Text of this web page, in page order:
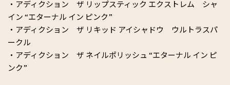
・アディクション ザ リップスティック エクストレム シャ
イン “エターナル イン ピンク”
・アディクション ザ リキッド アイシャドウ ウルトラスパ
ークル
・アディクション ザ ネイルポリッシュ “エターナル イン ピ
ンク”